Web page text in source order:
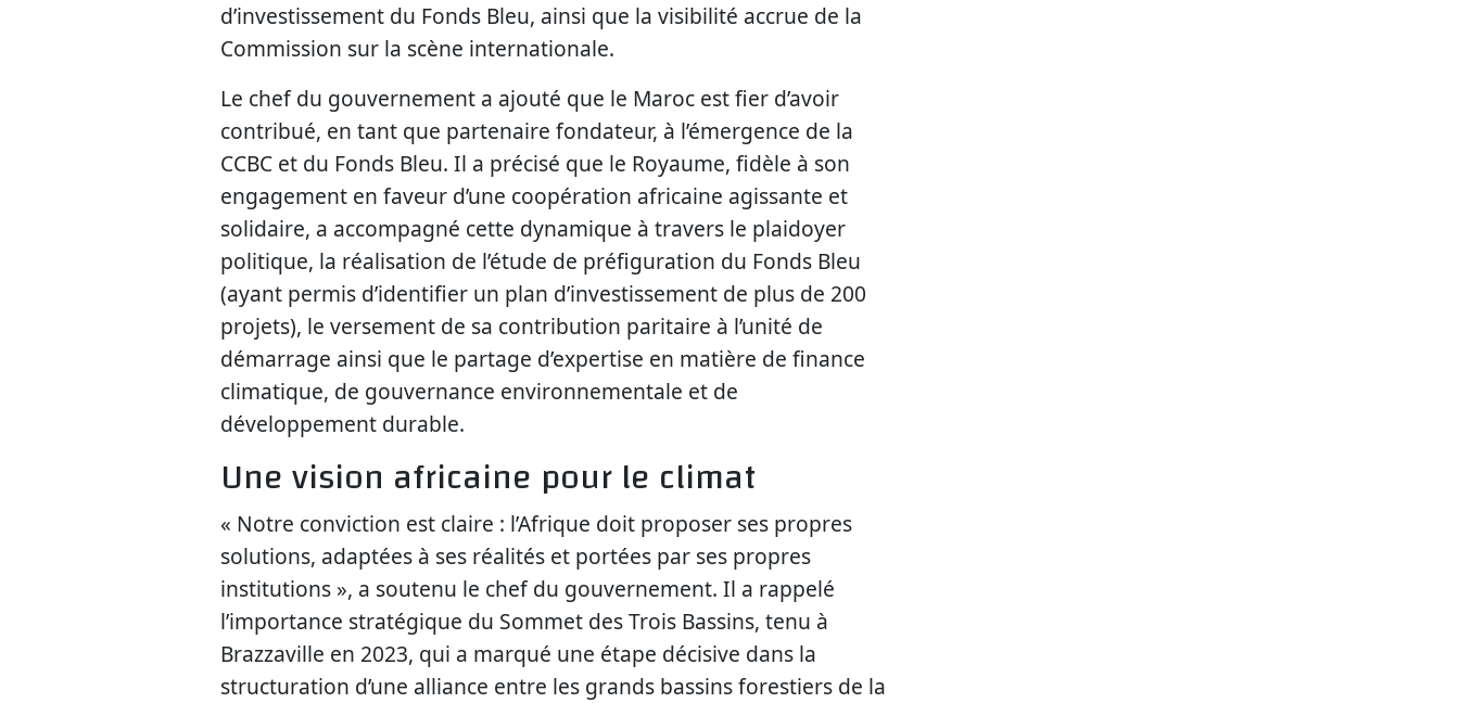
d’investissement du Fonds Bleu, ainsi que la visibilité accrue de la
Commission sur la scène internationale.
Le chef du gouvernement a ajouté que le Maroc est fier d’avoir
contribué, en tant que partenaire fondateur, à l’émergence de la
CCBC et du Fonds Bleu. Il a précisé que le Royaume, fidèle à son
engagement en faveur d’une coopération africaine agissante et
solidaire, a accompagné cette dynamique à travers le plaidoyer
politique, la réalisation de l’étude de préfiguration du Fonds Bleu
(ayant permis d’identifier un plan d’investissement de plus de 200
projets), le versement de sa contribution paritaire à l’unité de
démarrage ainsi que le partage d’expertise en matière de finance
climatique, de gouvernance environnementale et de
développement durable.
Une vision africaine pour le climat
« Notre conviction est claire : l’Afrique doit proposer ses propres
solutions, adaptées à ses réalités et portées par ses propres
institutions », a soutenu le chef du gouvernement. Il a rappelé
l’importance stratégique du Sommet des Trois Bassins, tenu à
Brazzaville en 2023, qui a marqué une étape décisive dans la
structuration d’une alliance entre les grands bassins forestiers de la